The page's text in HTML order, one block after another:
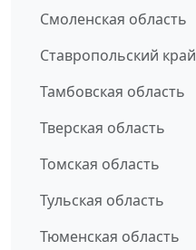
Смоленская область
Ставропольский край
Тамбовская область
Тверская область
Томская область
Тульская область
Тюменская область